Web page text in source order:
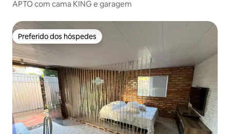
APTO com cama KING e garagem
Preferido dos hóspedes
Preferido dos hóspedes